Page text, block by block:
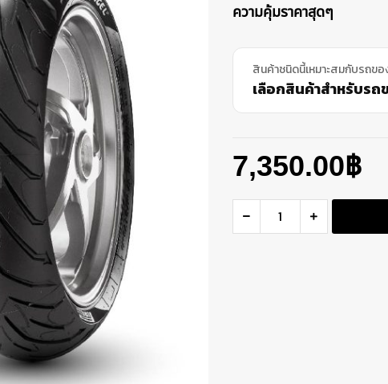
ความคุ้มราคาสุดๆ
สินค้าชนิดนี้เหมาะสมกับรถข
เลือกสินค้าสำหรับร
7,350.00฿